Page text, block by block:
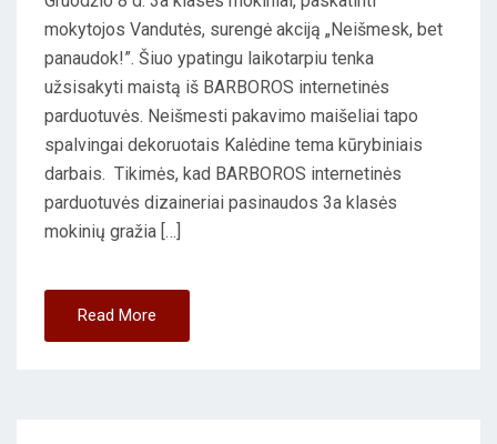
mokytojos Vandutės, surengė akciją „Neišmesk, bet
panaudok!”. Šiuo ypatingu laikotarpiu tenka
užsisakyti maistą iš BARBOROS internetinės
parduotuvės. Neišmesti pakavimo maišeliai tapo
spalvingai dekoruotais Kalėdine tema kūrybiniais
darbais. Tikimės, kad BARBOROS internetinės
parduotuvės dizaineriai pasinaudos 3a klasės
mokinių gražia […]
Read More